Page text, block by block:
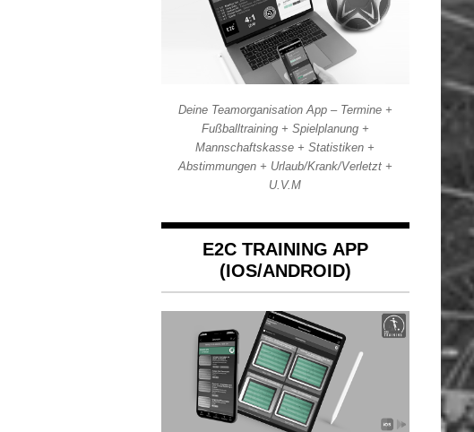
Deine Teamorganisation App – Termine +
Fußballtraining + Spielplanung +
Mannschaftskasse + Statistiken +
Abstimmungen + Urlaub/Krank/Verletzt +
U.V.M
E2C TRAINING APP
(IOS/ANDROID)